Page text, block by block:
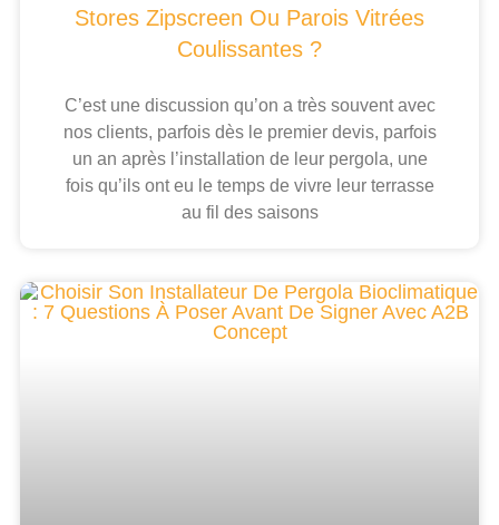
Stores Zipscreen Ou Parois Vitrées
Coulissantes ?
C’est une discussion qu’on a très souvent avec
nos clients, parfois dès le premier devis, parfois
un an après l’installation de leur pergola, une
fois qu’ils ont eu le temps de vivre leur terrasse
au fil des saisons